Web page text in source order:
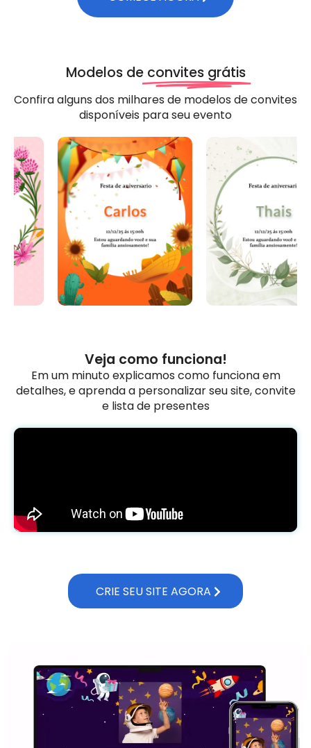
Modelos de convites grátis
Confira alguns dos milhares de modelos de convites
disponíveis para seu evento
Veja como funciona!
Em um minuto explicamos como funciona em
detalhes, e aprenda a personalizar seu site, convite
e lista de presentes
CRIE SEU SITE AGORA